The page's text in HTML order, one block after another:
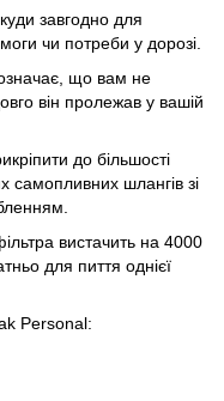
завгодно для
чи потреби у дорозі.
що вам не
він пролежав у вашій
до більшості
самопливних шлангів зі
вистачить на 4000
для пиття однієї
Personal: